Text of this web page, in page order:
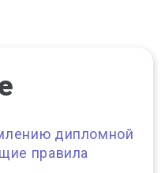
дипломной
правила